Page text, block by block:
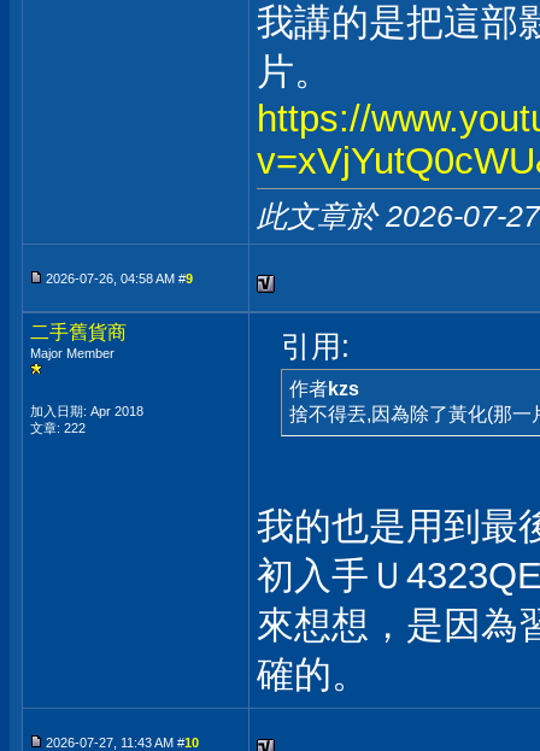
我講的是把這部
片。
https://
此文章於 2026-07-
2026-07-26, 04:58 AM #9
二手舊貨商
Major Member
加入日期: Apr 2018
文章: 222
引用:
作者kzs
捨不得丟,因為除了黃化(那
我的也是用到最
初入手Ｕ
來想想，是因為
確的。
2026-07-27, 11:43 AM #10